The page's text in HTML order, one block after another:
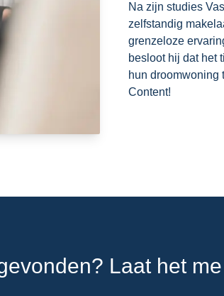
Na zijn studies
zelfstandig
grenzeloze
besloot hij dat het
hun droomwoning
Content!
Laat het